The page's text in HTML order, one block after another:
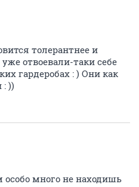
толерантнее и
отвоевали-таки себе
гардеробах : ) Они как
: ))
много не находишь